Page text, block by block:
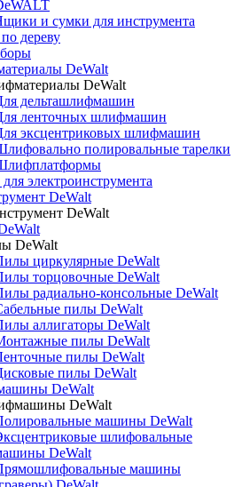
и сумки для инструмента
дереву
DeWalt
DeWalt
дельташлифмашин
ленточных шлифмашин
эксцентриковых шлифмашин
полировальные тарелки
электроинструмента
DeWalt
DeWalt
DeWalt
циркулярные DeWalt
торцовочные DeWalt
радиально-консольные DeWalt
пилы DeWalt
аллигаторы DeWalt
пилы DeWalt
пилы DeWalt
пилы DeWalt
DeWalt
DeWalt
машины DeWalt
шлифовальные
DeWalt
машины